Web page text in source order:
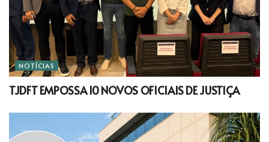
NOTÍCIAS
TJDFT EMPOSSA 10 NOVOS OFICIAIS DE JUSTIÇA